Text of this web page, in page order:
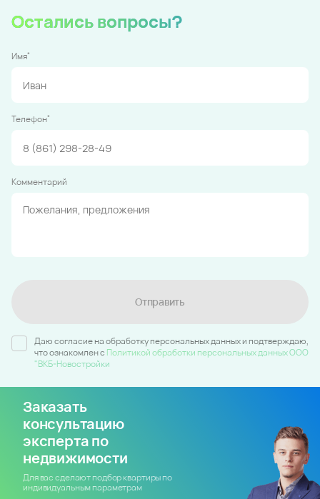
Остались вопросы?
Имя*
Телефон*
Комментарий
Отправить
Даю согласие на обработку персональных данных и подтверждаю,
что ознакомлен c Политикой обработки персональных данных ООО
"ВКБ-Новостройки
Заказать
консультацию
эксперта по
недвижимости
Для вас сделают подбор квартиры по
индивидуальным параметрам